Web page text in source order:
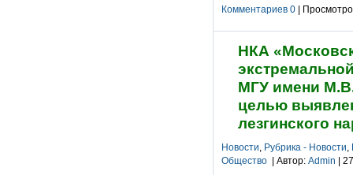
Комментариев 0 |
НКА
МГУ имени
целью
лезгинского
Новости, Рубрика - Новости,
Общество | Автор: Admin |